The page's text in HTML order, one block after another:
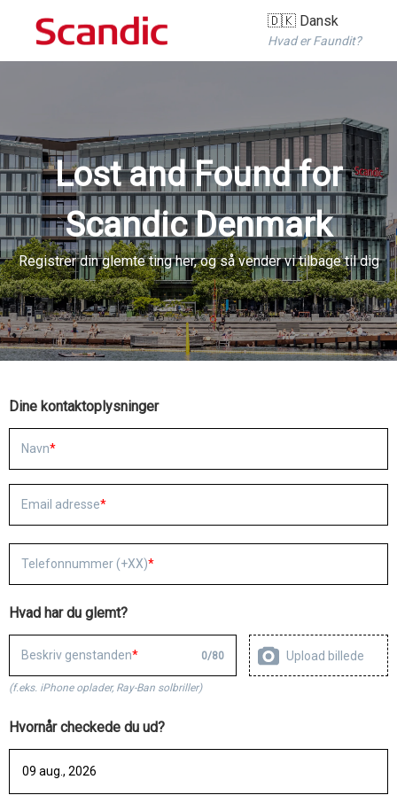
🇩🇰 Dansk
Hvad er Faundit?
Lost and Found for
Scandic Denmark
Registrer din glemte ting her, og så vender vi tilbage til dig
Dine kontaktoplysninger
Navn
Email adresse
Telefonnummer (+XX)
Hvad har du glemt?
Beskriv genstanden 0/80 Upload billede
(f.eks. iPhone oplader, Ray-Ban solbriller)
Hvornår checkede du ud?